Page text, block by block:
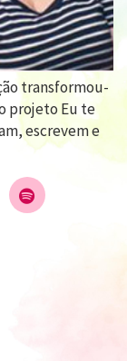
transformou-
projeto Eu te
escrevem e